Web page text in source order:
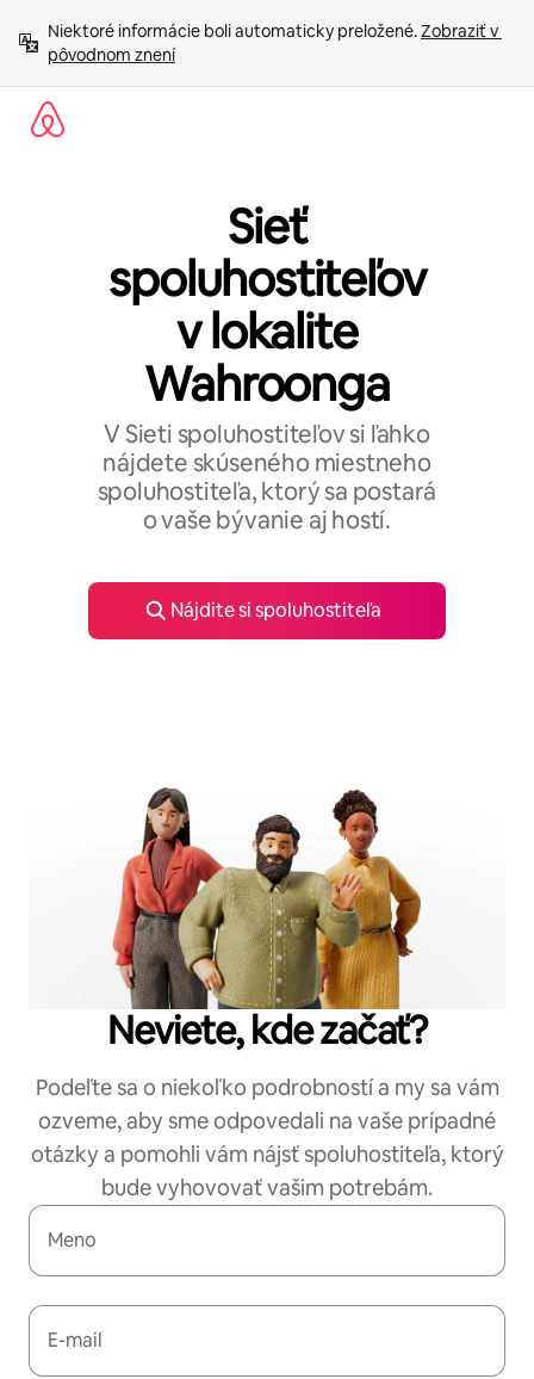
obsah.
Niektoré informácie boli automaticky preložené. Zobraziť v
pôvodnom znení
Sieť
spoluhostiteľov
v lokalite
Wahroonga
V Sieti spoluhostiteľov si ľahko
nájdete skúseného miestneho
spoluhostiteľa, ktorý sa postará
o vaše bývanie aj hostí.
Nájdite si spoluhostiteľa
Neviete, kde začať?
Podeľte sa o niekoľko podrobností a my sa vám
ozveme, aby sme odpovedali na vaše prípadné
otázky a pomohli vám nájsť spoluhostiteľa, ktorý
bude vyhovovať vašim potrebám.
Meno
E-mail